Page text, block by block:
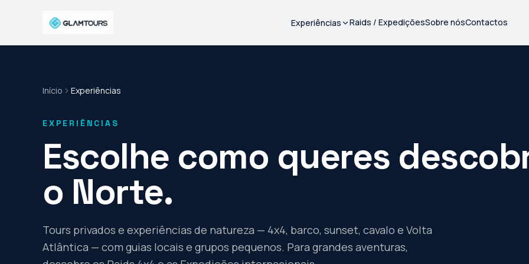
Experiências Raids / ExpediçõesSobre nósContactos
Início Experiências
EXPERIÊNCIAS
Escolhe como queres
o Norte.
Tours privados e experiências de natureza — 4x4, barco, sunset, cavalo e Volta
Atlântica — com guias locais e grupos pequenos. Para grandes aventuras,